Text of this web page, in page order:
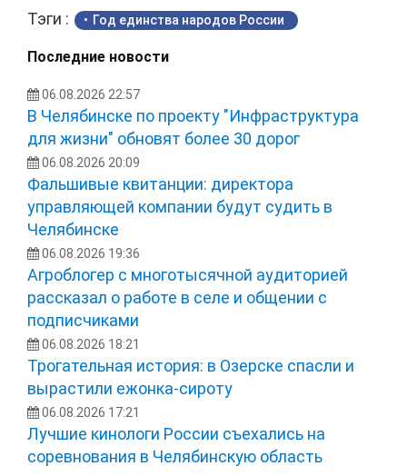
Тэги : Год единства народов России
Последние новости
06.08.2026 22:57
В Челябинске по проекту "Инфраструктура
для жизни" обновят более 30 дорог
06.08.2026 20:09
Фальшивые квитанции: директора
управляющей компании будут судить в
Челябинске
06.08.2026 19:36
Агроблогер с многотысячной аудиторией
рассказал о работе в селе и общении с
подписчиками
06.08.2026 18:21
Трогательная история: в Озерске спасли и
вырастили ежонка‑сироту
06.08.2026 17:21
Лучшие кинологи России съехались на
соревнования в Челябинскую область